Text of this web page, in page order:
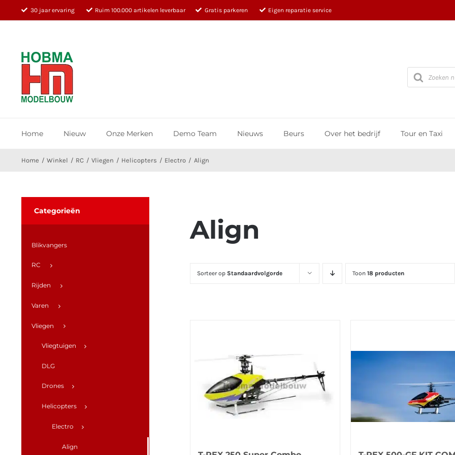
naar
30 jaar ervaring Ruim 100.000 artikelen leverbaar Gratis parkeren Eigen reparatie service
Producten
zoeken
Home Nieuw Onze Merken Demo Team Nieuws Beurs Over het bedrijf Tour en Taxi
Home Winkel RC Vliegen Helicopters Electro Align
Align
Sorteer op Standaardvolgorde Toon18 producten
Categorieën
Blikvangers
RC
Rijden
Varen
Vliegen
Vliegtuigen
DLG
Drones
Helicopters
Electro
Align